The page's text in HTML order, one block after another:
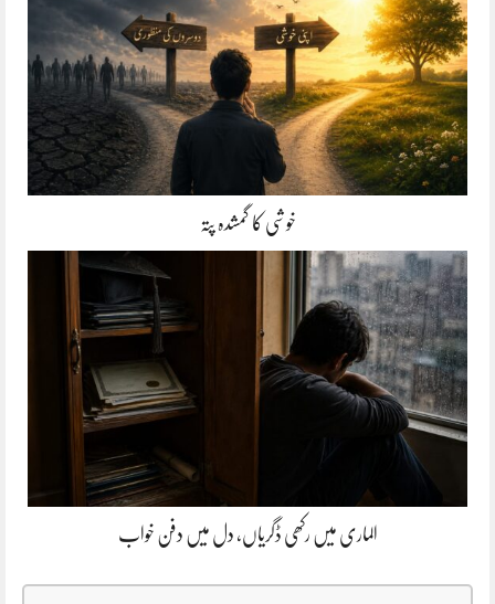
خوشی کا گمشدہ پتہ
الماری میں رکھی ڈگریاں، دل میں دفن خواب